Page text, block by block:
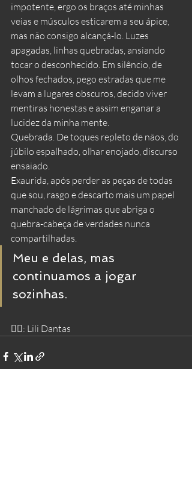
impotente, ergo os braços até minhas
veias e músculos esticarem a seu ápice,
mas não consigo alcançá-lo. Luzes
apagadas, linhas quebradas, ansiando
tocar o desconhecido. Em silêncio, de
olhos fechados, pego estradas que me
levam a lugares obscuros, decido viver
mentiras honestas e assim enganar a
lucidez da minha mente.
Quebrada. De toques repleto de nãos, do
júbilo espalhado, olhar enojado, discurso
ensaiado.
Exaurida, após perder as peças de todas
que sou, rasgo e descarto mais um papel
manchado de lágrimas que abriga o
quebra-cabeça de verdades nunca
compartilhadas.
Meu e delas, mas
continuamos a jogar
sozinhas.
✍🏻: Lili Dantas